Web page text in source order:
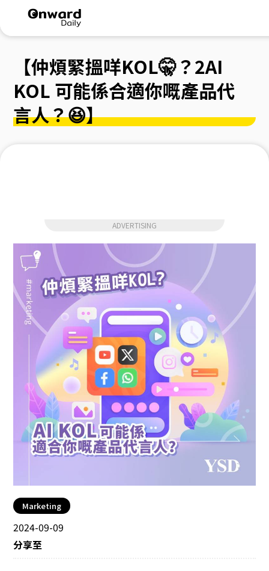
【仲煩緊搵咩KOL🤫？2AI
KOL 可能係合適你嘅產品代
言人？😆】
ADVERTISING
Marketing
2024-09-09
分享至